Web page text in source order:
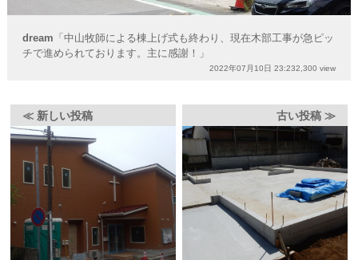
dream 「中山牧師による棟上げ式も終わり、現在木部工事が急ピッ
チで進められております。主に感謝！」
2022年07月10日 23:232,300 view
≪ 新しい投稿 古い投稿 ≫